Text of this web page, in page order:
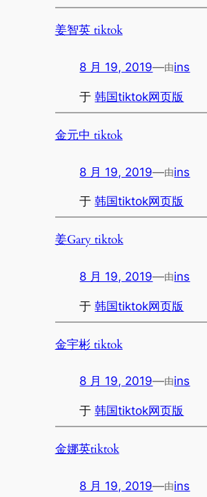
姜智英 tiktok
8 月 19, 2019—由ins
于韩国tiktok网页版
金元中 tiktok
8 月 19, 2019—由ins
于韩国tiktok网页版
姜Gary tiktok
8 月 19, 2019—由ins
于韩国tiktok网页版
金宇彬 tiktok
8 月 19, 2019—由ins
于韩国tiktok网页版
金娜英tiktok
8 月 19, 2019—由ins